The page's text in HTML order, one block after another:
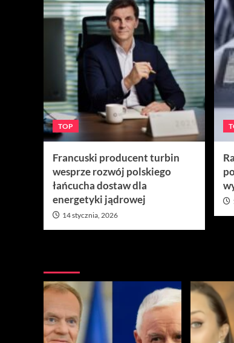
TOP
Francuski producent turbin
wesprze rozwój polskiego
łańcucha dostaw dla
energetyki jądrowej
14 stycznia, 2026